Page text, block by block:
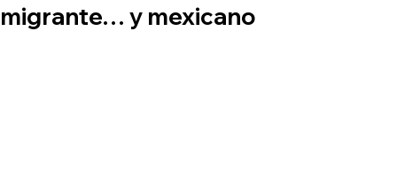
migrante… y mexicano